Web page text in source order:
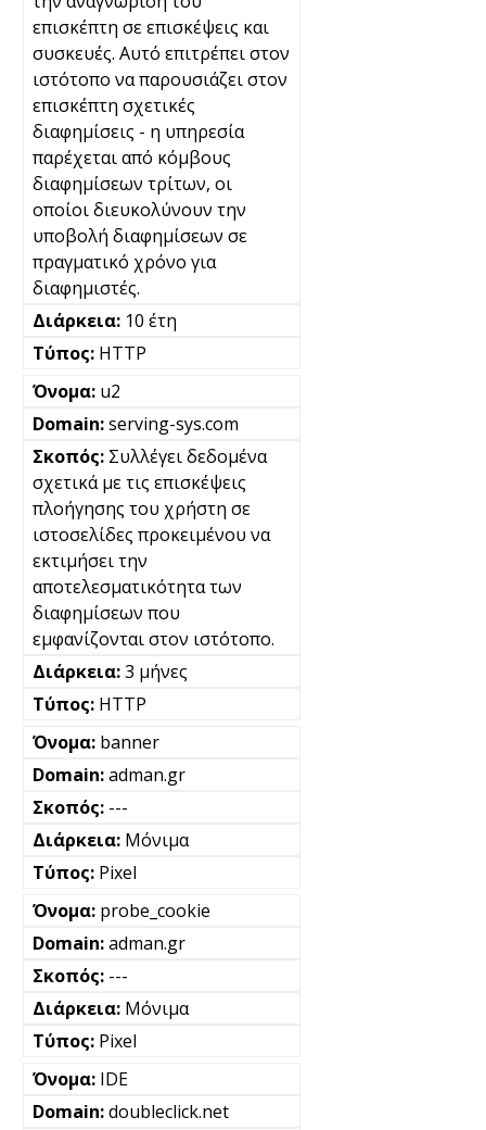
επισκέπτη σε επισκέψεις και
συσκευές. Αυτό επιτρέπει στον
ιστότοπο να παρουσιάζει στον
επισκέπτη σχετικές
διαφημίσεις - η υπηρεσία
παρέχεται από κόμβους
διαφημίσεων τρίτων, οι
οποίοι διευκολύνουν την
υποβολή διαφημίσεων σε
πραγματικό χρόνο για
διαφημιστές.
10 έτη
HTTP
u2
serving-sys.com
Συλλέγει δεδομένα
σχετικά με τις επισκέψεις
πλοήγησης του χρήστη σε
ιστοσελίδες προκειμένου να
εκτιμήσει την
αποτελεσματικότητα των
διαφημίσεων που
εμφανίζονται στον ιστότοπο.
3 μήνες
HTTP
banner
adman.gr
---
Μόνιμα
Pixel
probe_cookie
adman.gr
---
Μόνιμα
Pixel
IDE
doubleclick.net